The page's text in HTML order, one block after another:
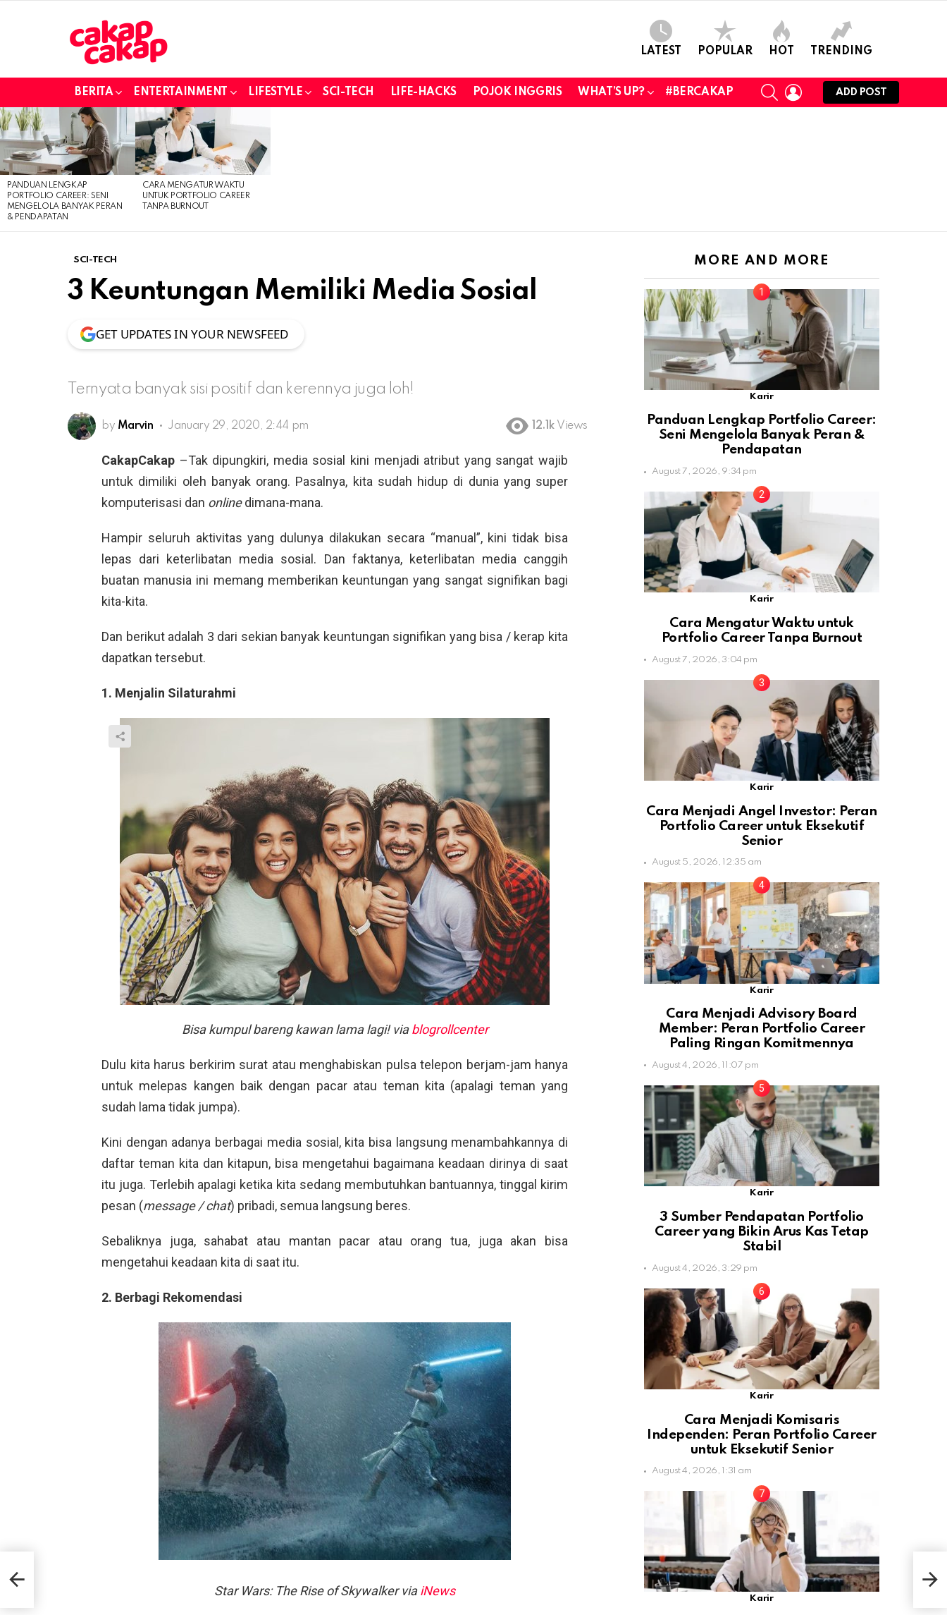
LATEST POPULAR HOT TRENDING
BERITA ENTERTAINMENT LIFESTYLE SCI-TECH LIFE-HACKS POJOK INGGRIS WHAT’S UP? #BERCAKAP
SEARCHLOGIN
ADD POST
LATEST
STORIES
PANDUAN LENGKAP
PORTFOLIO CAREER: SENI
MENGELOLA BANYAK PERAN
& PENDAPATAN
CARA MENGATUR WAKTU
UNTUK PORTFOLIO CAREER
TANPA BURNOUT
SCI-TECH
3 Keuntungan Memiliki Media Sosial
GET UPDATES IN YOUR NEWSFEED
Ternyata banyak sisi positif dan kerennya juga loh!
by Marvin January 29, 2020, 2:44 pm 12.1k Views
CakapCakap –Tak dipungkiri, media sosial kini menjadi atribut yang sangat wajib
untuk dimiliki oleh banyak orang. Pasalnya, kita sudah hidup di dunia yang super
komputerisasi dan onlinedimana-mana.
Hampir seluruh aktivitas yang dulunya dilakukan secara “manual”, kini tidak bisa
lepas dari keterlibatan media sosial. Dan faktanya, keterlibatan media canggih
buatan manusia ini memang memberikan keuntungan yang sangat signifikan bagi
kita-kita.
Dan berikut adalah 3 dari sekian banyak keuntungan signifikan yang bisa / kerap kita
dapatkan tersebut.
1. Menjalin Silaturahmi
Bisa kumpul bareng kawan lama lagi! viablogrollcenter
Dulu kita harus berkirim surat atau menghabiskan pulsa telepon berjam-jam hanya
untuk melepas kangen baik dengan pacar atau teman kita (apalagi teman yang
sudah lama tidak jumpa).
Kini dengan adanya berbagai media sosial, kita bisa langsung menambahkannya di
daftar teman kita dan kitapun, bisa mengetahui bagaimana keadaan dirinya di saat
itu juga. Terlebih apalagi ketika kita sedang membutuhkan bantuannya, tinggal kirim
pesan (message / chat) pribadi, semua langsung beres.
Sebaliknya juga, sahabat atau mantan pacar atau orang tua, juga akan bisa
mengetahui keadaan kita di saat itu.
2. Berbagi Rekomendasi
Star Wars: The Rise of Skywalker viaiNews
MORE AND MORE
Karir
Panduan Lengkap Portfolio Career:
Seni Mengelola Banyak Peran &
Pendapatan
August 7, 2026, 9:34 pm
Karir
Cara Mengatur Waktu untuk
Portfolio Career Tanpa Burnout
August 7, 2026, 3:04 pm
Karir
Cara Menjadi Angel Investor: Peran
Portfolio Career untuk Eksekutif
Senior
August 5, 2026, 12:35 am
Karir
Cara Menjadi Advisory Board
Member: Peran Portfolio Career
Paling Ringan Komitmennya
August 4, 2026, 11:07 pm
Karir
3 Sumber Pendapatan Portfolio
Career yang Bikin Arus Kas Tetap
Stabil
August 4, 2026, 3:29 pm
Karir
Cara Menjadi Komisaris
Independen: Peran Portfolio Career
untuk Eksekutif Senior
August 4, 2026, 1:31 am
Karir